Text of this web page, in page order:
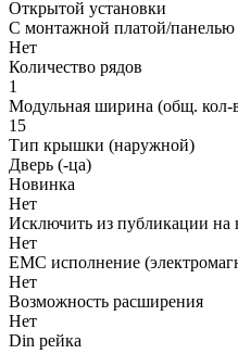
Открытой установки
С монтажной платой/панелью
Нет
Количество рядов
1
Модульная ширина (общ. кол-
15
Тип крышки (наружной)
Дверь (-ца)
Новинка
Нет
Исключить из публикации на
Нет
EMC исполнение
Нет
Возможность расширения
Нет
Din рейка